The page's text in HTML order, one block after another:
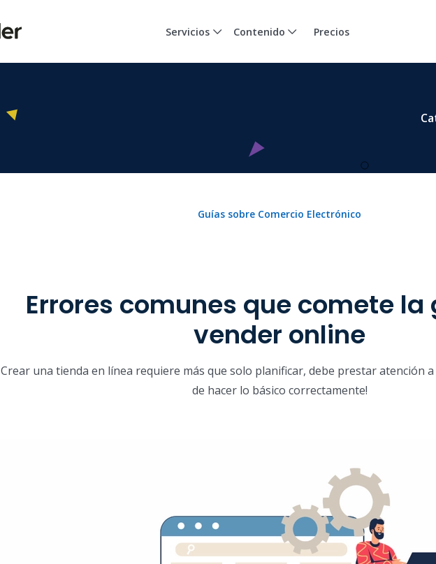
Servicios Contenido Precios
Guías sobre Comercio Electrónico
Errores comunes que comete la
vender online
Crear una tienda en línea requiere más que solo planificar, debe prestar atención a
de hacer lo básico correctamente!